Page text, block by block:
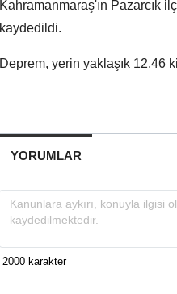
Kahramanmaraş'ın Pazarcık
kaydedildi.
Deprem, yerin yaklaşık 12,46
YORUMLAR